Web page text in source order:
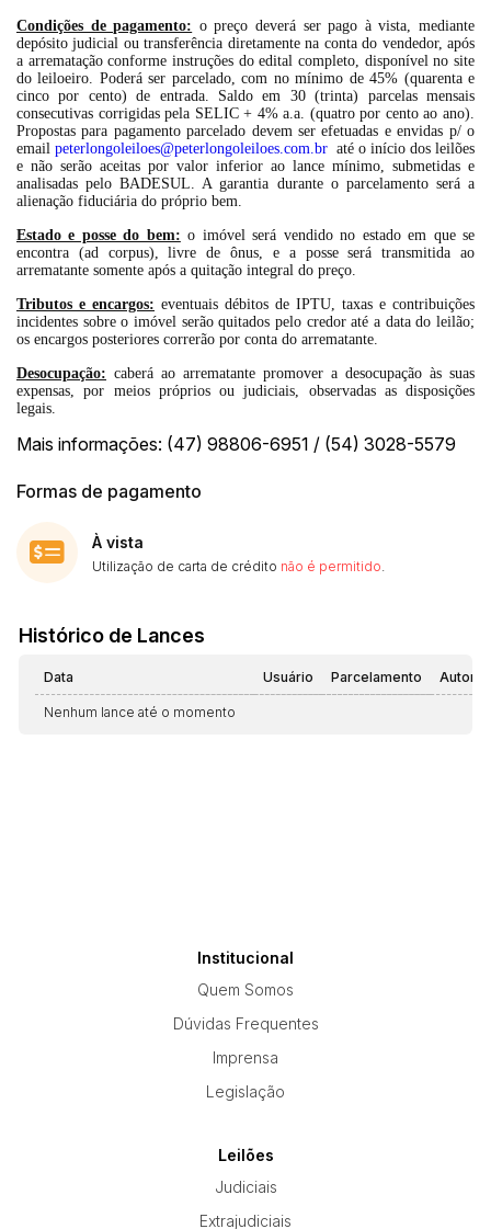
Condições de pagamento: o preço deverá ser pago à vista, mediante
depósito judicial ou transferência diretamente na conta do vendedor, após
a arremataçãoconforme instruções do edital completo, disponível no site
do leiloeiro. Poderá ser parcelado, com no mínimo de 45% (quarenta e
cinco por cento) de entrada. Saldo em 30 (trinta) parcelas mensais
consecutivas corrigidas pela SELIC + 4% a.a. (quatro por cento ao ano).
Propostas para pagamento parcelado devem ser efetuadas e envidas p/ o
email peterlongoleiloes@peterlongoleiloes.com.br até o início dos leilões
e não serão aceitas por valor inferior ao lance mínimo, submetidas e
analisadas pelo BADESUL. A garantia durante o parcelamento será a
alienação fiduciária do próprio bem.
Estado e posse do bem: o imóvel será vendido no estado em que se
encontra (ad corpus), livre de ônus, e a posse será transmitida ao
arrematante somente após a quitação integral do preço.
Tributos e encargos: eventuais débitos de IPTU, taxas e contribuições
incidentes sobre o imóvel serão quitados pelo credor até a data do leilão;
os encargos posteriores correrão por conta do arrematante.
Desocupação: caberá ao arrematante promover a desocupação às suas
expensas, por meios próprios ou judiciais, observadas as disposições
legais.
Mais informações: (47) 98806-6951 / (54) 3028-5579
Formas de pagamento
À vista
Utilização de carta de crédito não é permitido
Histórico de Lances
Data Usuário Parcelamento
Nenhum lance até o momento
Institucional
Quem Somos
Dúvidas Frequentes
Imprensa
Legislação
Leilões
Judiciais
Extrajudiciais